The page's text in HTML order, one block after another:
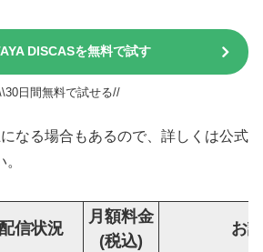
DISCASを無料で試す
日間無料で試せる//
なる場合もあるので、詳しくは公式
配信状況
月額料金
(税込)
お